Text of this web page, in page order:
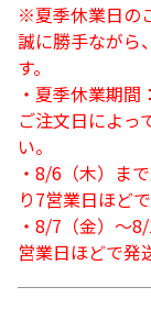
※夏季休業日の
誠に勝手ながら
す。
・夏季休業期間
ご注文日によっ
い。
・8/6（木）ま
り7営業日ほど
・8/7（金）～
営業日ほどで発